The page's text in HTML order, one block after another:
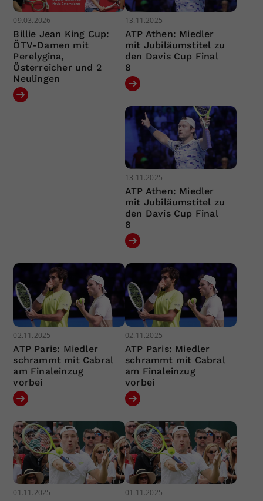
09.03.2026
Billie Jean King Cup:
ÖTV-Damen mit
Perelygina,
Österreicher und 2
Neulingen
13.11.2025
ATP Athen: Miedler
mit Jubiläumstitel zu
den Davis Cup Final
8
13.11.2025
ATP Athen: Miedler
mit Jubiläumstitel zu
den Davis Cup Final
8
02.11.2025
ATP Paris: Miedler
schrammt mit Cabral
am Finaleinzug
vorbei
02.11.2025
ATP Paris: Miedler
schrammt mit Cabral
am Finaleinzug
vorbei
01.11.2025 01.11.2025